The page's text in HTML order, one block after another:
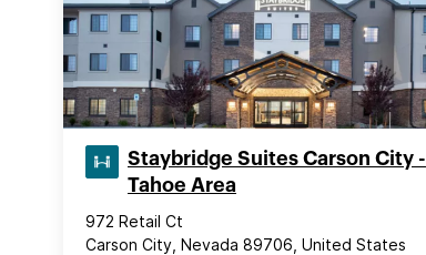
Staybridge Suites Carson City -
Tahoe Area
972 Retail Ct
Carson City, Nevada 89706, United States